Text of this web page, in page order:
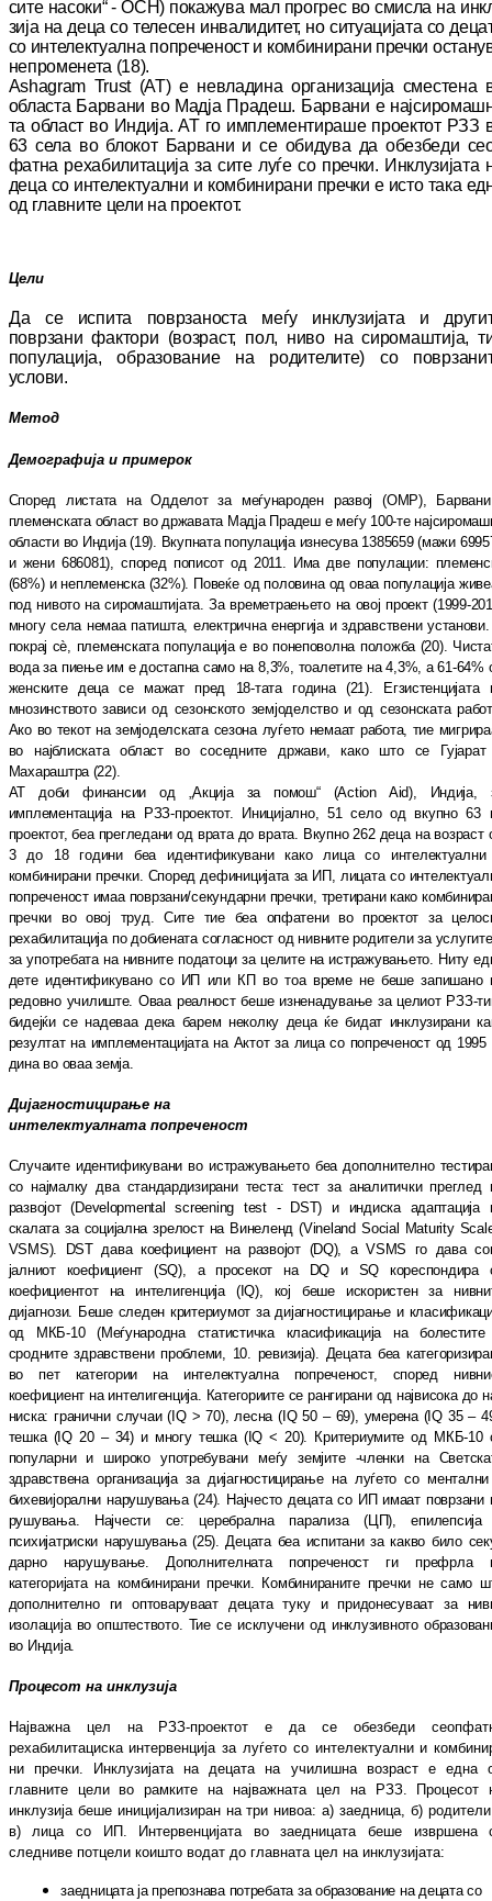
сите насоки“ - ОСН) покажува мал прогрес во смисла на ин
зија на деца со телесен инвалидитет, но ситуацијата со
со интелектуална попреченост и комбинирани пречки
непроменета (18).
Ashagram Trust (АТ) е невладина организација сместена
областа Барвани во Мадја Прадеш. Барвани е најсиромаш
та област во Индија. АТ го имплементираше проектот РЗЗ
63 села во блокот Барвани и се обидува да обезбеди
фатна рехабилитација за сите луѓе со пречки. Инклузијата
деца со интелектуални и комбинирани пречки е исто така
од главните цели на проектот.
Цели
Да се испита поврзаноста меѓу инклузијата и дру
поврзани фактори (возраст, пол, ниво на сиромаштија,
популација, образование на родителите) со
услови.
Метод
Демографија и примерок
Според листата на Одделот за меѓународен развој (ОМР),
племенската област во државата Мадја Прадеш е меѓу 100-те најсиромаш
области во Индија (19). Вкупната популација изнесува 1385659 (мажи
и жени 686081), според пописот од 2011. Има две популации:
(68%) и неплеменска (32%). Повеќе од половина од оваа популација живе
под нивото на сиромаштијата. За времетраењето на овој проект (1999-
многу села немаа патишта, електрична енергија и здравствени
покрај сѐ, племенската популација е во понеповолна положба(20). Чиста
вода за пиење им е достапна само на 8,3%, тоалетите на 4,3%, а 61-64%
женските деца се мажат пред 18-тата година (21). Егзистенцијата
мнозинството зависи од сезонското земјоделство и од сезонската
Ако во текот на земјоделската сезона луѓето немаат работа, тие
во најблиската област во соседните држави, како што се Гуја
Махараштра (22).
АТ доби финансии од „Акција за помош“ (Action Aid), Индија,
имплементација на РЗЗ-проектот. Иницијално, 51 село од вкупно 63
проектот, беа прегледани од врата до врата. Вкупно 262 деца на возраст
3 до 18 години беа идентификувани како лица со инте
комбинирани пречки. Според дефиницијата за ИП, лицата со
попреченост имаа поврзани/секундарни пречки, третирани како
пречки во овој труд. Сите тие беа опфатени во проектот за
рехабилитација по добиената согласност од нивните родители за
за употребата на нивните податоци за целите на истражувањето. Ниту
дете идентификувано со ИП или КП во тоа време не беше запишано
редовно училиште. Оваа реалност беше изненадување за целиот РЗЗ-
бидејќи се надеваа дека барем неколку деца ќе бидат инклузирани
резултат на имплементацијата на Актот за лица со попреченост од 1995
дина во оваа земја.
Дијагностицирање на
интелектуалната попреченост
Случаите идентификувани во истражувањето беа дополнително
со најмалку два стандардизирани теста: тест за аналитички преглед
развојот (Developmental screening test - DST) и индиска адаптација
скалата за социјална зрелост на Винеленд (Vineland Social Maturity
VSMS). DST дава коефициент на развојот (DQ), а VSMS го дава со
јалниот коефициент (SQ), а просекот на DQ и SQ кореспондира
коефициентот на интелигенција (IQ), кој беше искористен за нивни
дијагнози. Беше следен критериумот за дијагностицирање и
од МКБ-10 (Меѓународна статистичка класификација на бо
сродните здравствени проблеми, 10. ревизија). Децата беа
во пет категории на интелектуална попреченост, според
коефициент на интелигенција. Категориите се рангирани од највисока до
ниска: гранични случаи (IQ > 70), лесна (IQ 50 – 69), умерена (IQ 35 –
тешка (IQ 20 – 34) и многу тешка (IQ < 20). Критериумите од МКБ-10
популарни и широко употребувани меѓу земјите -членки на
здравствена организација за дијагностицирање на луѓето со мен
бихевијорални нарушувања (24). Најчесто децата со ИП имаат поврзани
рушувања. Најчести се: церебрална парализа (ЦП),
психијатриски нарушувања (25). Децата беа испитани за какво било се
дарно нарушување. Дополнителната попреченост ги префрла
категоријата на комбиниранипречки. Комбинираните пречки не само
дополнително ги оптоваруваат децата туку и придонесуваат за
изолација во општеството. Тие се исклучени од инклузивното
во Индија.
Процесот на инклузија
Најважна цел на РЗЗ-проектот е да се обезбеди
рехабилитациска интервенција за луѓето со интелектуални и комбини
ни пречки. Инклузијата на децата на училишна возраст е една
главните цели во рамките на најважната цел на РЗЗ. Процесот
инклузија беше иницијализиран на три нивоа: а) заедница, б)
в) лица со ИП. Интервенцијата во заедницата беше извршена
следниве потцели коишто водат до главната цел на инклузијата:
заедницата ја препознава потребата за образование на децата со